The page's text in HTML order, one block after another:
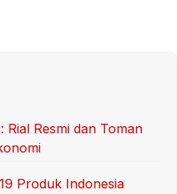
Rial Resmi dan Toman
Produk Indonesia